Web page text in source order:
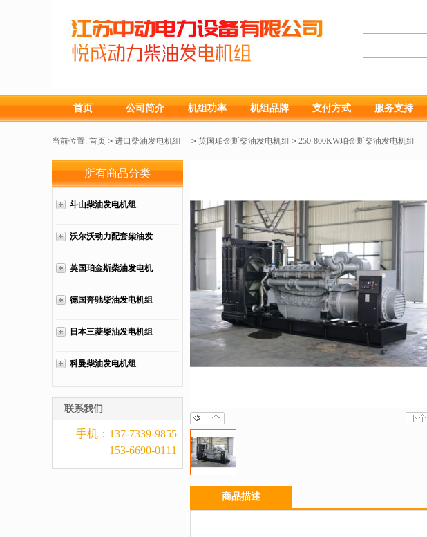
首页 公司简介 机组功率 机组品牌 支付方式 服务支持
当前位置: 首页 > 进口柴油发电机组 > 英国珀金斯柴油发电机组 > 250-800KW珀金斯柴油发电机组
所有商品分类
斗山柴油发电机组
沃尔沃动力配套柴油发
英国珀金斯柴油发电机
德国奔驰柴油发电机组
日本三菱柴油发电机组
科曼柴油发电机组
联系我们
手机：137-7339-9855
153-6690-0111
商品描述